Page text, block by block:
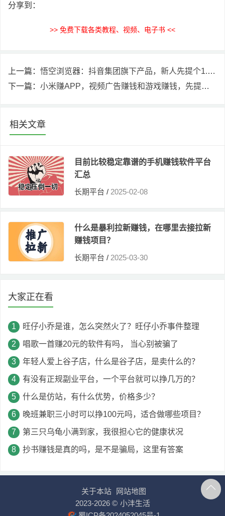
分享到：
>> 免费下载各类教程、视频、电子书 <<
上一篇： 悟空浏览器：抖音集团旗下产品，新人先提个1.3元
下一篇： 小米赚APP，视频广告赚钱和游戏赚钱，先提个0.6元
相关文章
目前比较稳定靠谱的手机赚钱软件平台
汇总
长期平台 / 2025-02-08
什么是暴利拉新赚钱，在哪里去接拉新
赚钱项目？
长期平台 / 2025-03-30
大家正在看
旺仔小乔是谁，怎么突然火了？旺仔小乔事件整理
唱歌一首赚20元的软件有吗， 当心别被骗了
年轻人爱上谷子店，什么是谷子店，是卖什么的？
有没有正规副业平台，一个平台就可以挣几万的？
什么是仿站，有什么优势，价格多少？
晚班兼职三小时可以挣100元吗，适合做哪些项目？
第三只乌龟小满到家，我很担心它的健康状况
抄书赚钱是真的吗，是不是骗局，这里有答案
关于本站
网站地图
2023-2026 © 小沣生活